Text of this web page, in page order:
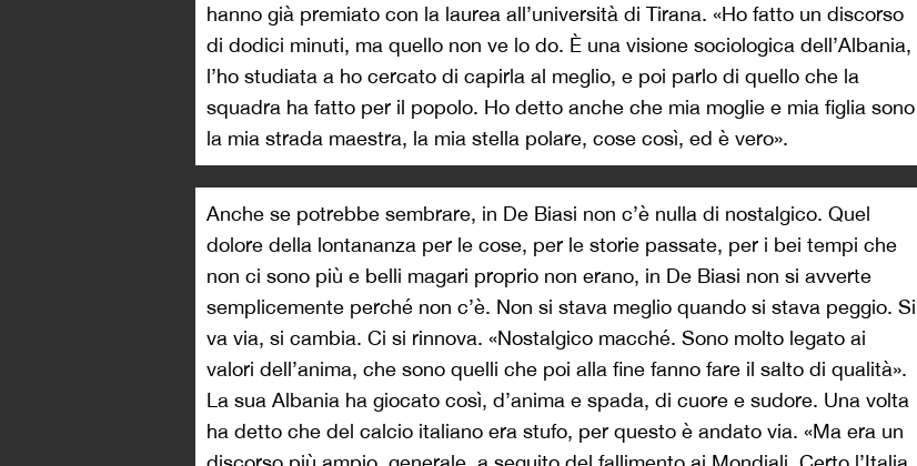
hanno già premiato con la laurea all’università di Tirana. «Ho fatto un discorso
di dodici minuti, ma quello non ve lo do. È una visione sociologica dell’Albania,
l’ho studiata a ho cercato di capirla al meglio, e poi parlo di quello che la
squadra ha fatto per il popolo. Ho detto anche che mia moglie e mia figlia sono
la mia strada maestra, la mia stella polare, cose così, ed è vero».
Anche se potrebbe sembrare, in De Biasi non c’è nulla di nostalgico. Quel
dolore della lontananza per le cose, per le storie passate, per i bei tempi che
non ci sono più e belli magari proprio non erano, in De Biasi non si avverte
semplicemente perché non c’è. Non si stava meglio quando si stava peggio. Si
va via, si cambia. Ci si rinnova. «Nostalgico macché. Sono molto legato ai
valori dell’anima, che sono quelli che poi alla fine fanno fare il salto di qualità».
La sua Albania ha giocato così, d’anima e spada, di cuore e sudore. Una volta
ha detto che del calcio italiano era stufo, per questo è andato via. «Ma era un